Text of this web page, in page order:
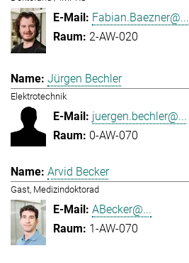
Fabian.Baezner@...
2-AW-020
Jürgen Bechler
Elektrotechnik
juergen.bechler@...
0-AW-070
Arvid Becker
Gast, Medizindoktorad
ABecker@...
1-AW-070